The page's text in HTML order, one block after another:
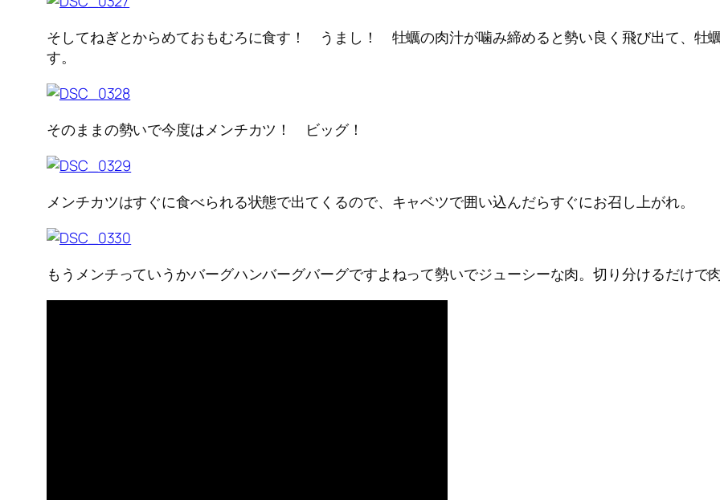
そしてねぎとからめておもむろに食す！ うまし！ 牡蠣の肉汁が噛み締めると勢い良く飛び出て、牡
す。
そのままの勢いで今度はメンチカツ！ ビッグ！
メンチカツはすぐに食べられる状態で出てくるので、キャベツで囲い込んだらすぐにお召し上がれ。
もうメンチっていうかバーグハンバーグバーグですよねって勢いでジューシーな肉。切り分けるだけで